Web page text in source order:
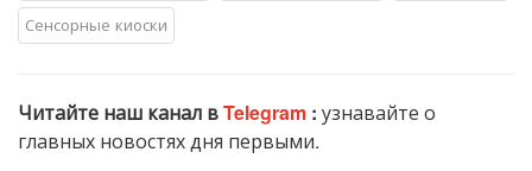
Сенсорные киоски
Читайте наш канал вTelegram : узнавайте о
главных новостях дня первыми.